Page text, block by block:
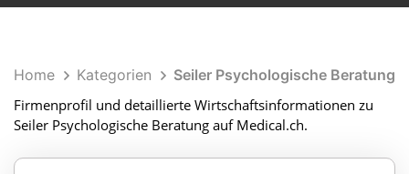
Home Kategorien
Seiler Psychologische Beratung
Firmenprofil und detaillierte Wirtschaftsinformationen zu
Seiler Psychologische Beratung auf Medical.ch.